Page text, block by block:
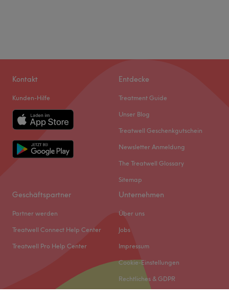
Kontakt
Kunden-Hilfe
Entdecke
Treatment Guide
Unser Blog
Treatwell Geschenkgutschein
Newsletter Anmeldung
The Treatwell Glossary
Sitemap
Geschäftspartner
Partner werden
Treatwell Connect Help Center
Treatwell Pro Help Center
Unternehmen
Über uns
Jobs
Impressum
Cookie-Einstellungen
Rechtliches & GDPR